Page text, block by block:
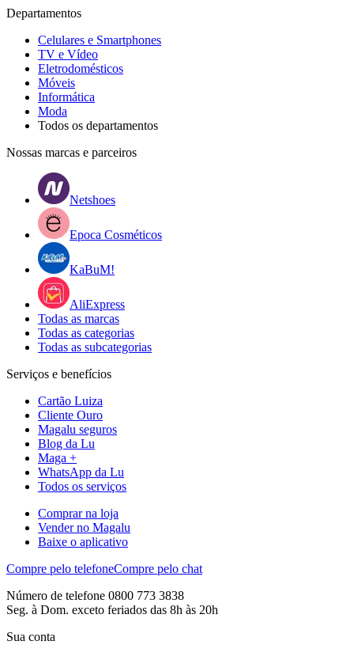
Departamentos
Celulares e Smartphones
TV e Vídeo
Eletrodomésticos
Móveis
Informática
Moda
Todos os departamentos
Nossas marcas e parceiros
Netshoes
Epoca Cosméticos
KaBuM!
AliExpress
Todas as marcas
Todas as categorias
Todas as subcategorias
Serviços e benefícios
Cartão Luiza
Cliente Ouro
Magalu seguros
Blog da Lu
Maga +
WhatsApp da Lu
Todos os serviços
Comprar na loja
Vender no Magalu
Baixe o aplicativo
Compre pelo telefoneCompre pelo chat
Número de telefone 0800 773 3838
Seg. à Dom. exceto feriados das 8h às 20h
Sua conta